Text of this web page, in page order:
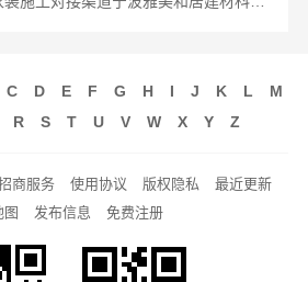
C D E F G H I J K L
M
R S T U V W X Y Z
商服务 使用协议 版权隐私
最近更新
图
发布信息 免费注册